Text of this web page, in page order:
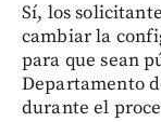
Sí, los
cambiar la
para que sean
Departamento
durante el